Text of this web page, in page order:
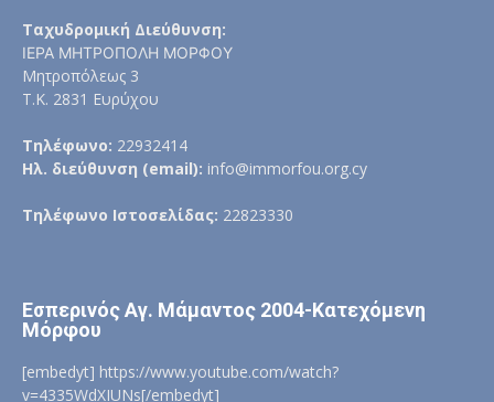
Ταχυδρομική Διεύθυνση:
ΙΕΡΑ ΜΗΤΡΟΠΟΛΗ ΜΟΡΦΟΥ
Μητροπόλεως 3
Τ.Κ. 2831 Ευρύχου
Τηλέφωνο: 22932414
Ηλ. διεύθυνση (email): info@immorfou.org.cy
Τηλέφωνο Ιστοσελίδας: 22823330
Εσπερινός Αγ. Μάμαντος 2004-Κατεχόμενη
Μόρφου
[embedyt] https://www.youtube.com/watch?
v=4335WdXIUNs[/embedyt]